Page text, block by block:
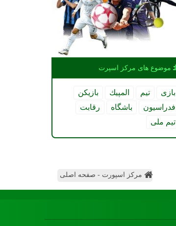
موضوع های مركز اسپرت
بازی تیم المپیك
بازیكن
فدراسیون
باشگاه
رقابت
تیم ملی
مرکز اسپورت - صفحه اصلی